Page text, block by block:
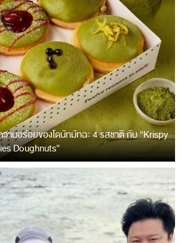
ามอร่อยของโดนัทมัทฉะ 4 รสชาติ กับ “Krispy
Doughnuts”